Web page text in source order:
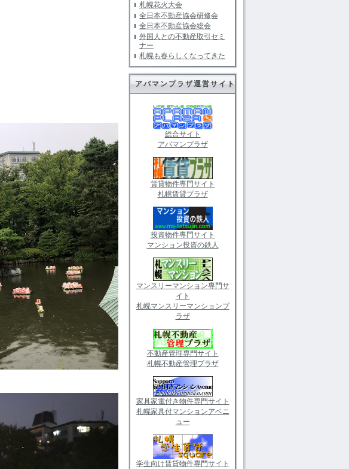
札幌花火大会
全日本不動産協会研修会
全日本不動産協会総会
外国人との不動産取引セミ
ナー
札幌も春らしくなってきた
アパマンプラザ運営サイト
総合サイト
アパマンプラザ
賃貸物件専門サイト
札幌賃貸プラザ
投資物件専門サイト
マンション投資の鉄人
マンスリーマンション専門サ
イト
札幌マンスリーマンションプ
ラザ
不動産管理専門サイト
札幌不動産管理プラザ
家具家電付き物件専門サイト
札幌家具付マンションアベニ
ュー
学生向け賃貸物件専門サイト